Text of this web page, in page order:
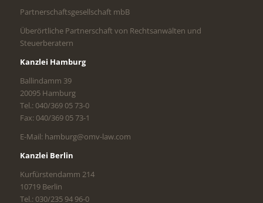
Partnerschaftsgesellschaft mbB
Überörtliche Partnerschaft von Rechtsanwälten und
Steuerberatern
Kanzlei Hamburg
Ballindamm 39
20095 Hamburg
Tel.: 040/369 05 73-0
Fax: 040/369 05 73-1
E-Mail: hamburg@omv-law.com
Kanzlei Berlin
Kurfürstendamm 214
10719 Berlin
Tel.: 030/235 94 96-0